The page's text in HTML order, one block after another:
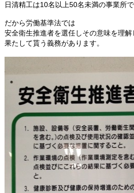
日清精工は10名以上50名未満の事業所で
だから労働基準法では
安全衛生推進者を選任しその意味を理解
果たして貰う義務があります。